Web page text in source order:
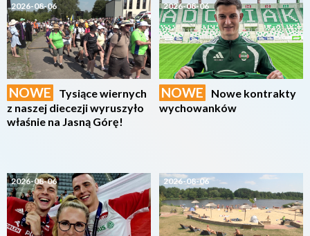
2026-08-06
NOWE
Tysiące wiernych
z naszej diecezji wyruszyło
właśnie na Jasną Górę!
2026-08-06
2026-08-06
NOWE
Nowe kontrakty
wychowanków
2026-08-06